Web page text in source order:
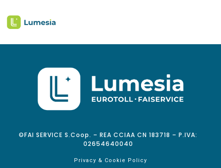
©FAI SERVICE S.Coop. – REA CCIAA CN 183718 – P.IVA:
02654640040
Privacy & Cookie Policy